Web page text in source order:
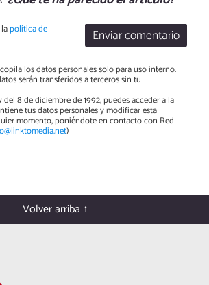
Enviar comentario
lapolítica de
los datos personales solo para uso interno.
serán transferidos a terceros sin tu
8 de diciembre de 1992, puedes acceder a la
tus datos personales y modificar esta
momento, poniéndote en contacto con Red
)
Volver arriba ↑